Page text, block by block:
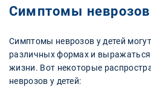
Симптомы неврозов
Симптомы неврозов у детей
различных формах и
жизни. Вот некоторые
неврозов у детей: